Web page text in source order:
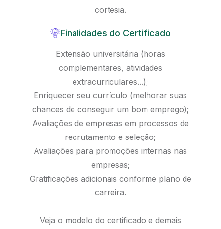
cortesia.
Finalidades do Certificado
Extensão universitária (horas
complementares, atividades
extracurriculares...);
Enriquecer seu currículo (melhorar suas
chances de conseguir um bom emprego);
Avaliações de empresas em processos de
recrutamento e seleção;
Avaliações para promoções internas nas
empresas;
Gratificações adicionais conforme plano de
carreira.
Veja o modelo do certificado e demais